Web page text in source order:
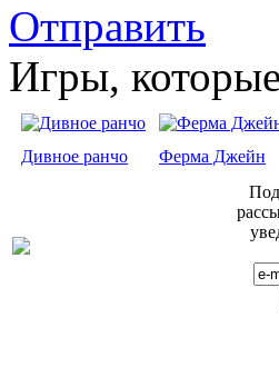
Отправить
Игры,
Дивное ранчо Ферма Джейн